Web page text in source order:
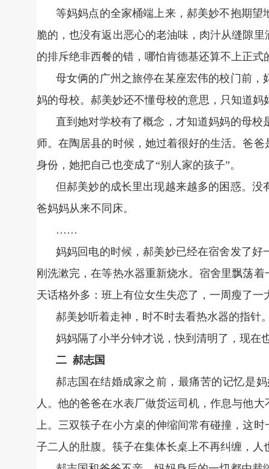
等妈妈点的全家桶端上来，郝美妙不抱期
脆的，也没有返出恶心的老油味，肉汁从缝隙
的排斥绝非西餐的错，哪怕肯德基还算不上正式
母女俩的广州之旅停在某座宏伟的校门前
妈的母校。郝美妙还不懂母校的意思，只知道
直到她对学校有了概念，才知道妈妈的母
师。在陶居县的时候，她过着很好的生活。爸
身份，她把自己也变成了“别人家的孩子”。
但郝美妙的成长里出现越来越多的困惑。
爸妈妈从来不同床。
……
妈妈回电的时候，郝美妙已经在宿舍发了
刚洗漱完，在等热水器重新烧水。宿舍里飘荡
天话格外多：班上有位女生失恋了，一周瘦了
郝美妙听着走神，时不时去看热水器的指针
妈妈隔了小半分钟才说，快到清明了，现在
二 郝志国
郝志国在结婚成家之前，最痛苦的记忆是
人。他的爸爸在水表厂做货运司机，作息与他
上。三双筷子在小方桌的伸缩间常有碰撞，这
子二人的肚腹。筷子在集体长桌上不再纠缠，人